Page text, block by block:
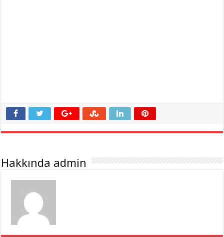
Hakkında admin